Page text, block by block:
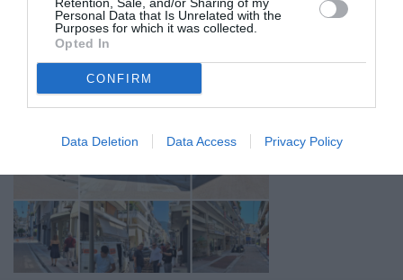
Personal Data that Is Unrelated with the
Purposes for which it was collected.
Opted In
CONFIRM
Data Deletion Data Access Privacy Policy
Σχετικά Άρθρα